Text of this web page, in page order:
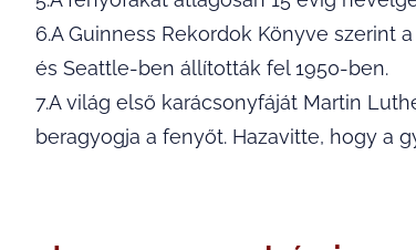
6.A Guinness Rekordok Könyve szerint
és Seattle-ben állították fel 1950-ben.
7.A világ első karácsonyfáját Martin
beragyogja a fenyőt. Hazavitte, hogy a